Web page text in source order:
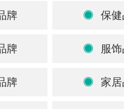
牌 保
牌 服
牌 家